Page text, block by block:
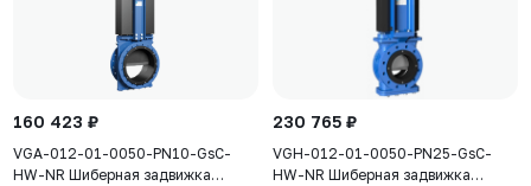
160 423 ₽
VGA-012-01-0050-PN10-GsC-
HW-NR Шиберная задвижка
230 765 ₽
VGH-012-01-0050-PN25-GsC-
HW-NR Шиберная задвижка